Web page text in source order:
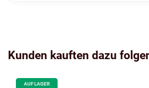
Kunden kauften dazu
AUF LAGER